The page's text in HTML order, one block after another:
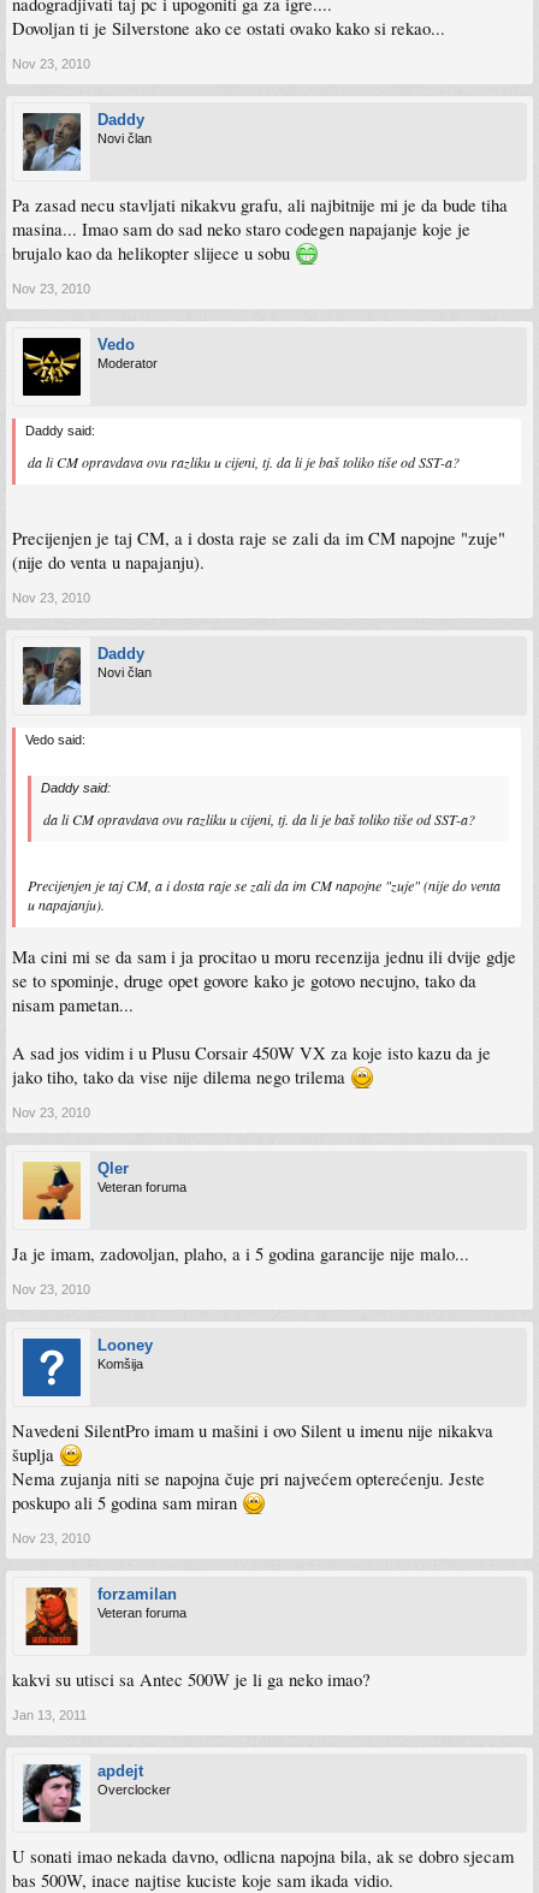
nadogradjivati taj pc i upogoniti ga za igre....
Dovoljan ti je Silverstone ako ce ostati ovako kako si rekao...
Nov 23, 2010
Daddy
Novi član
Pa zasad necu stavljati nikakvu grafu, ali najbitnije mi je da bude tiha
masina... Imao sam do sad neko staro codegen napajanje koje je
brujalo kao da helikopter slijece u sobu
Nov 23, 2010
Vedo
Moderator
Daddy said:
da li CM opravdava ovu razliku u cijeni, tj. da li je baš toliko tiše od SST-a?
Precijenjen je taj CM, a i dosta raje se zali da im CM napojne "zuje"
(nije do venta u napajanju).
Nov 23, 2010
Daddy
Novi član
Vedo said:
Daddy said:
da li CM opravdava ovu razliku u cijeni, tj. da li je baš toliko tiše od SST-a?
Precijenjen je taj CM, a i dosta raje se zali da im CM napojne "zuje" (nije do venta
u napajanju).
Ma cini mi se da sam i ja procitao u moru recenzija jednu ili dvije gdje
se to spominje, druge opet govore kako je gotovo necujno, tako da
nisam pametan...
A sad jos vidim i u Plusu Corsair 450W VX za koje isto kazu da je
jako tiho, tako da vise nije dilema nego trilema
Nov 23, 2010
Qler
Veteran foruma
Ja je imam, zadovoljan, plaho, a i 5 godina garancije nije malo...
Nov 23, 2010
Looney
Komšija
Navedeni SilentPro imam u mašini i ovo Silent u imenu nije nikakva
šuplja
Nema zujanja niti se napojna čuje pri najvećem opterećenju. Jeste
poskupo ali 5 godina sam miran
Nov 23, 2010
forzamilan
Veteran foruma
kakvi su utisci sa Antec 500W je li ga neko imao?
Jan 13, 2011
apdejt
Overclocker
U sonati imao nekada davno, odlicna napojna bila, ak se dobro sjecam
bas 500W, inace najtise kuciste koje sam ikada vidio.